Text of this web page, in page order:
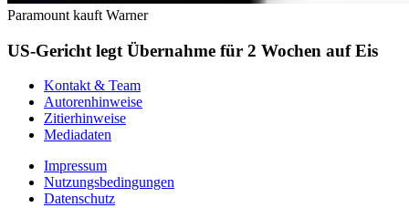
Paramount kauft Warner
US-Gericht legt Übernahme für 2 Wochen auf Eis
Kontakt & Team
Autorenhinweise
Zitierhinweise
Mediadaten
Impressum
Nutzungsbedingungen
Datenschutz